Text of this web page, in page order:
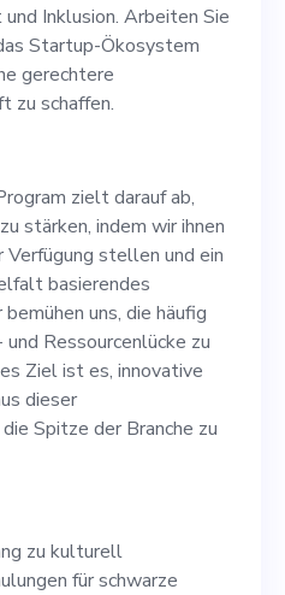
verfügt
Startup-
ein tiefes
Vielfalt und
Sie mit
um das
neu zu
eine
zu
Inklusion. Arbeiten Sie
Startup-Ökosystem
gerechtere
zu schaffen.
zielt darauf ab,
stärken, indem wir ihnen
stellen und ein
basierendes
uns, die häufig
Ressourcenlücke zu
Ziel ist es, innovative
dieser
Spitze der Branche zu
zu kulturell
für schwarze